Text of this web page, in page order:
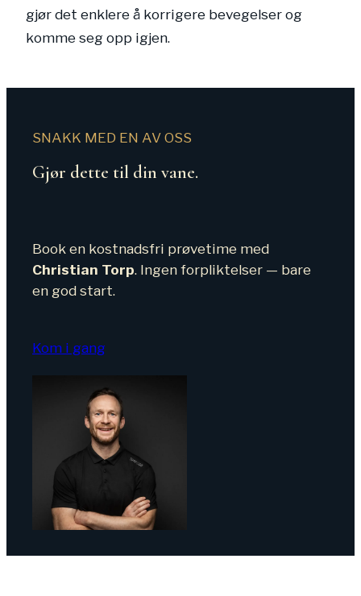
gjør det enklere å korrigere bevegelser og
komme seg opp igjen.
SNAKK MED EN AV OSS
Gjør dette til din vane.
Book en kostnadsfri prøvetime med
Christian Torp. Ingen forpliktelser — bare
en god start.
Kom i gang